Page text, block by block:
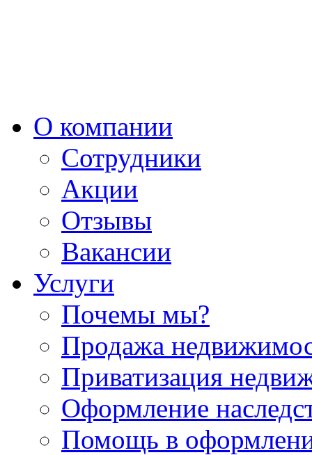
О компании
Сотрудники
Акции
Отзывы
Вакансии
Услуги
Почемы мы?
Продажа
Приватизация
Оформление
Помощь в